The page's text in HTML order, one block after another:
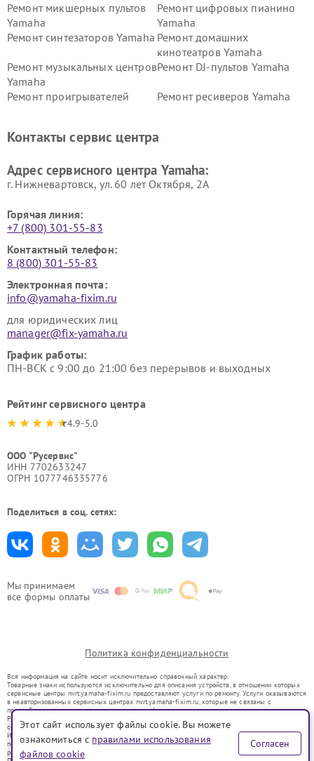
Мы принимаем
все формы оплаты
Ремонт микшерных пультов
Yamaha
Ремонт цифровых пианино
Yamaha
Ремонт синтезаторов Yamaha Ремонт домашних
кинотеатров Yamaha
Ремонт музыкальных центров
Yamaha
Ремонт DJ-пультов Yamaha
Ремонт проигрывателей
Ремонт ресиверов Yamaha
Yamaha
Yamaha
Контакты сервис центра
Адрес сервисного центра Yamaha:
г. Нижневартовск, ул. 60 лет Октября, 2А
Горячая линия:
+7 (800) 301-55-83
Контактный телефон:
8 (800) 301-55-83
Электронная почта:
info@yamaha-fixim.ru
для юридических лиц
manager@fix-yamaha.ru
График работы:
ПН-ВСК с 9:00 до 21:00 без перерывов и выходных
Рейтинг сервисного центра
4.9-5.0
ООО "Русервис"
ИНН 7702633247
ОГРН 1077746335776
Поделиться в соц. сетях:
Политика конфиденциальности
Вся информация на сайте носит исключительно справочный характер.
Товарные знаки используются исключительно для описания устройств, в отношении которых
сервисные центры nvrt.yamaha-fixim.ru предоставляют услуги по ремонту. Услуги оказываются
в неавторизованных сервисных центрах nvrt.yamaha-fixim.ru, которые не связаны с
правообладателями товарных знаков или их официальными представителями.
Ремонт осуществляется для устройств, уже введенных в гражданский оборот в соответствии
со статьей 1487 ГК РФ.
Использование товарных знаков не преследует цели индивидуализации услуг или введения
потребителей в заблуждение, а служит для информирования о предоставляемых услугах по
ремонту техники указанных брендов.
Этот сайт использует файлы cookie. Вы можете
ознакомиться с правилами использования
файлов cookie
Согласен